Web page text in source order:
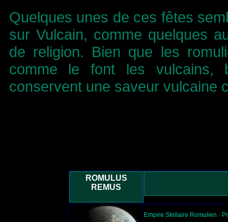
Quelques unes de ces fêtes
sur Vulcain, comme quelques
de religion. Bien que les
comme le font les vulcains,
conservent une saveur vulcaine
ROMULUS
REMUS
Empire Stellaire Romulien -